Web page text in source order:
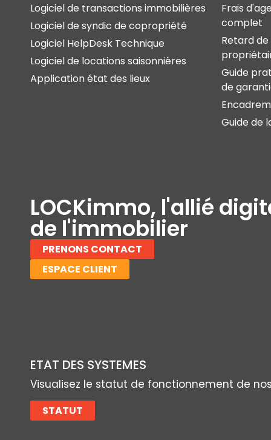
Logiciel de transactions immobilières
Logiciel de syndic de copropriété
Logiciel HelpDesk Technique
Logiciel de locations saisonnières
Application état des lieux
Frais
complet
Retard
Guide
de
Guide de
LOCKimmo, l'allié
de l'immobilier
PRENONS CONTACT
ESPACE CLIENT
ETAT DES SYSTEMES
Visualisez le statut de fonctionnement de
STATUT